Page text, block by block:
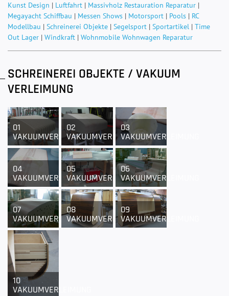
Kunst Design | Luftfahrt | Massivholz Restauration Reparatur |
Megayacht Schiffbau | Messen Shows | Motorsport | Pools | RC
Modellbau | Schreinerei Objekte | Segelsport | Sportartikel | Time
Out Lager | Windkraft | Wohnmobile Wohnwagen Reparatur
SCHREINEREI OBJEKTE / VAKUUM
VERLEIMUNG
01
VAKUUMVERLEIMUNG
02
VAKUUMVERLEIMUNG
03
VAKUUMVERLEIMUNG
04
VAKUUMVERLEIMUNG
05
VAKUUMVERLEIMUNG
06
VAKUUMVERLEIMUNG
07
VAKUUMVERLEIMUNG
08
VAKUUMVERLEIMUNG
09
VAKUUMVERLEIMUNG
10
VAKUUMVERLEIMUNG